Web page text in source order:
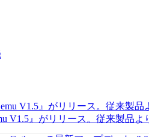
V1.5』がリリース。従来製品